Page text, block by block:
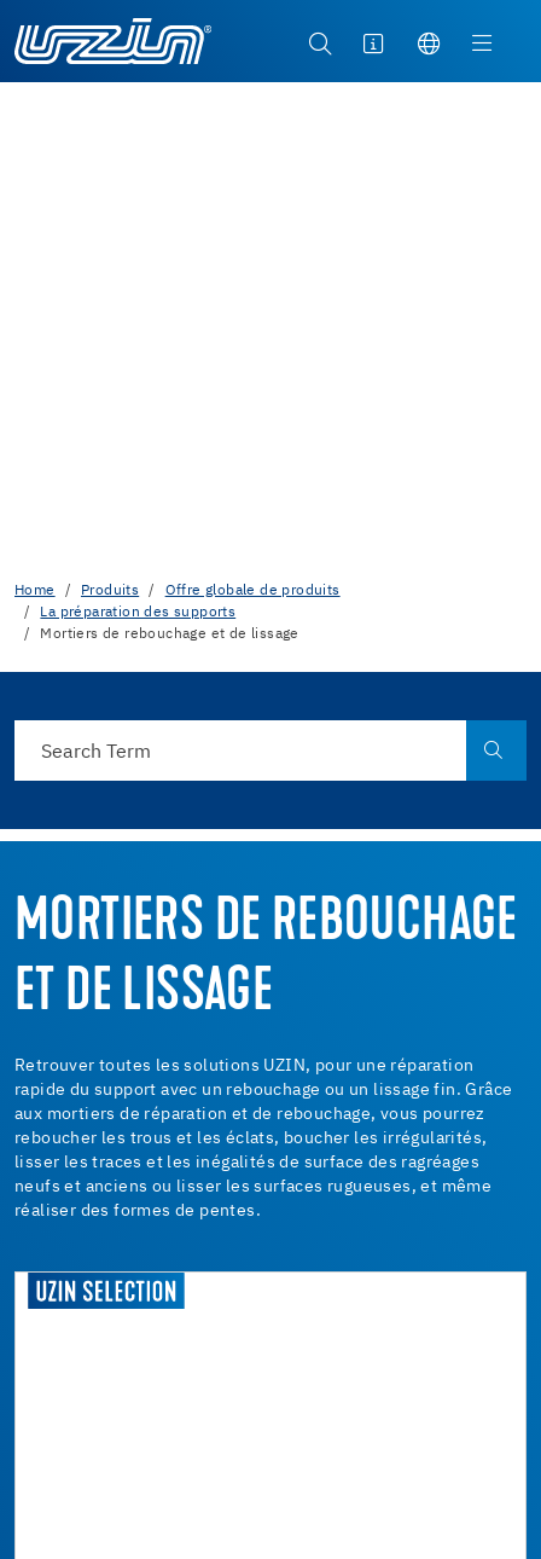
Home Produits
Offre globale de produits
La préparation des supports
Mortiers de rebouchage et de lissage
MORTIERS DE REBOUCHAGE
ET DE LISSAGE
Retrouver toutes les solutions UZIN, pour une réparation
rapide du support avec un rebouchage ou un lissage fin. Grâce
aux mortiers de réparation et de rebouchage, vous pourrez
reboucher les trous et les éclats, boucher les irrégularités,
lisser les traces et les inégalités de surface des ragréages
neufs et anciens ou lisser les surfaces rugueuses, et même
réaliser des formes de pentes.